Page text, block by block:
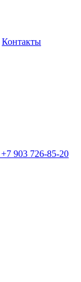
Контакты
+7 903 726-85-20